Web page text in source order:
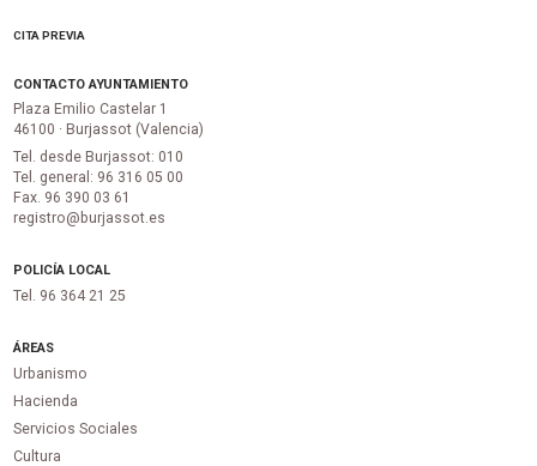
CITA PREVIA
CONTACTO AYUNTAMIENTO
Plaza Emilio Castelar 1
46100 · Burjassot (Valencia)
Tel. desde Burjassot: 010
Tel. general: 96 316 05 00
Fax. 96 390 03 61
registro@burjassot.es
POLICÍA LOCAL
Tel. 96 364 21 25
ÁREAS
Urbanismo
Hacienda
Servicios Sociales
Cultura